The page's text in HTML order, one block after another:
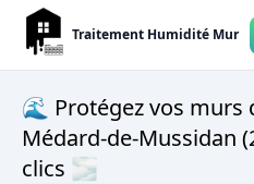
Traitement Humidité Mur
🌊 Protégez vos murs
Médard-de-Mussidan
clics 🌫